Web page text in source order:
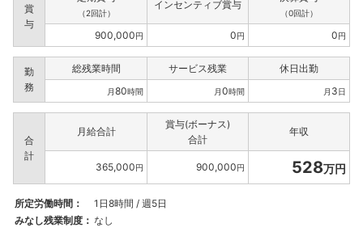
賞
与
（2回計）
インセンティブ賞与
（0回計）
900,000円 0円 0円
勤
務
総残業時間 サービス残業 休日出勤
月80時間 月0時間 月 3日
合
計
月給合計
賞与(ボーナス)
合計
年収
365,000円 900,000円 528万円
所定労働時間：
1日8時間 / 週5日
みなし残業制度： なし